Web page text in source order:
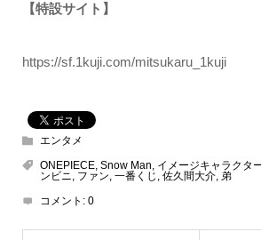
【特設サイト】
https://sf.1kuji.com/mitsukaru_1kuji
エンタメ
ONEPIECE, Snow Man, イメージキャラクタ
ンビニ, ファン, 一番くじ , 佐久間⼤介, 弟
コメント: 0